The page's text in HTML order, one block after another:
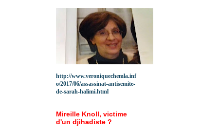
http://www.veroniquechemla.inf
o/2017/06/assassinat-antisemite-
de-sarah-halimi.html
Mireille Knoll, victime
d'un djihadiste ?